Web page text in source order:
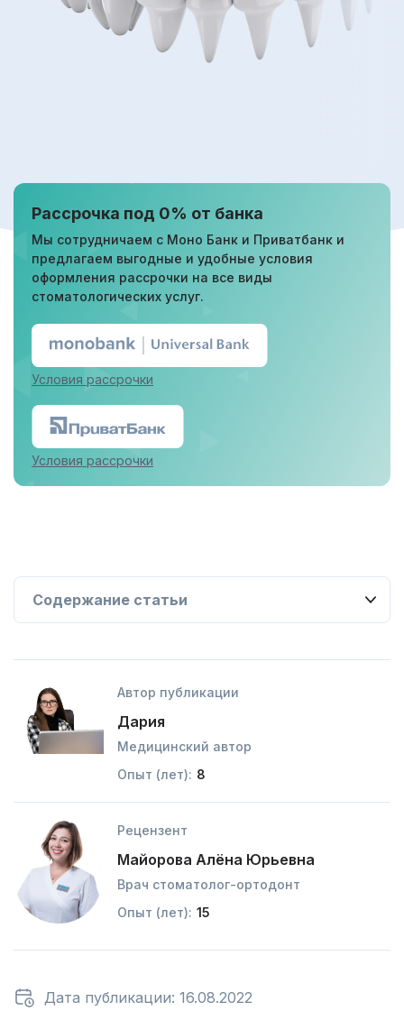
Рассрочка под 0% от банка
Мы сотрудничаем с Моно Банк и Приватбанк и
предлагаем выгодные и удобные условия
оформления рассрочки на все виды
стоматологических услуг.
Условия рассрочки
Условия рассрочки
Автор публикации
Дария
Медицинский автор
Опыт (лет): 8
Рецензент
Майорова Алёна Юрьевна
Врач стоматолог-ортодонт
Опыт (лет): 15
Дата публикации: 16.08.2022